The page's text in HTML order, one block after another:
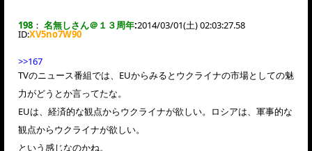
198 ： 名無しさん＠１３周年:2014/03/01(土) 02:03:27.58
ID:XV5no7W90
>>167
TVのニュース番組では、EUからみるとウクライナの市場としての魅
力がどうとか言ってたな。
EUは、経済的な観点からウクライナが欲しい。ロシアは、軍事的な
観点からウクライナが欲しい。
という感じなのかね。